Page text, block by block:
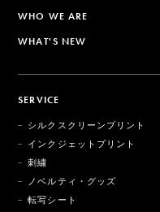
WHO WE ARE
WHAT'S NEW
SERVICE
シルクスクリーンプリント
インクジェットプリント
刺繍
ノベルティ・グッズ
転写シート